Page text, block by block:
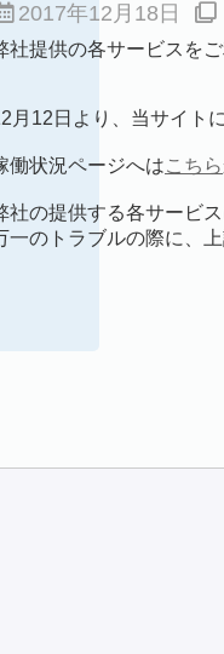
2017年12月18日
社提供の各サービスを
月12日より、当サイト
働状況ページへはこちら
社の提供する各サービ
一のトラブルの際に、